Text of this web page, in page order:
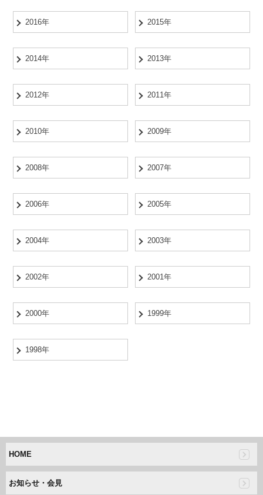
2016年 2015年
2014年 2013年
2012年 2011年
2010年 2009年
2008年 2007年
2006年 2005年
2004年 2003年
2002年 2001年
2000年 1999年
1998年
HOME
お知らせ・会見